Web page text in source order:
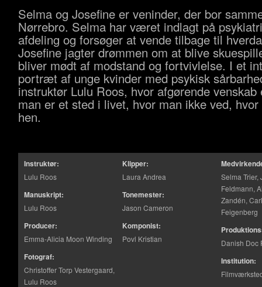
Selma og Josefine er veninder, der bor
Nørrebro. Selma har været indlagt på
afdeling og forsøger at vende tilbage til
Josefine jagter drømmen om at blive
bliver mødt af modstand og fortvivlelse. I et
portræt af unge kvinder med psykisk
instruktør Lulu Roos, hvor afgørende venskab
man er et sted i livet, hvor man ikke ved,
hen.
Instruktør:
Lulu Roos
Manuskript:
Lulu Roos
Producer:
Emma-Alicia Moon Winding
Fotograf:
Christoffer Torp Vestergaard,
Lulu Roos
Klipper:
Laura Andrea
Tonemester:
Jason Cameron
Komponist:
Povl Kristian
Selma Trier,
Feldmann,
Zandén,
Feigenberg
Danish Doc
Institution: